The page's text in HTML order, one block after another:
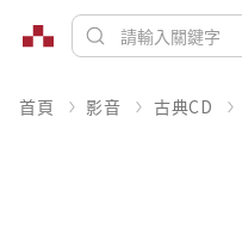
首頁 影音 古典CD